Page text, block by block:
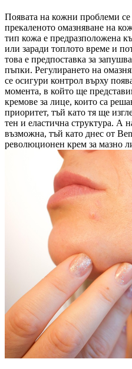
Появата на кожни проблеми
прекаленото омазняване на
тип кожа е предразположена
или заради топлото време и
това е предпоставка за
пъпки. Регулирането на
се осигури контрол върху
момента, в който ще
кремове за лице, които са
приоритет, тъй като тя ще
тен и еластична структура. А
възможна, тъй като днес от
революционен крем за мазно